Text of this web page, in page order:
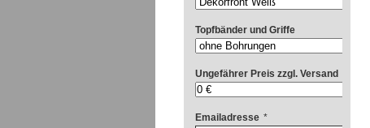
Topfbänder und Griffe
Ungefährer Preis zzgl. Versand
Emailadresse *